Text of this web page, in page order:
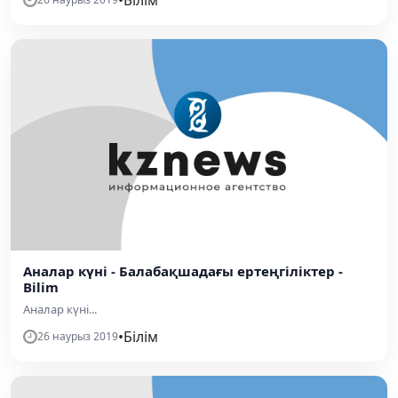
Аналар күні - Балабақшадағы ертеңгіліктер -
Bilim
Аналар күні...
26 наурыз 2019•Білім